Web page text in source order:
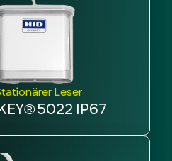
Leser
5022 IP67